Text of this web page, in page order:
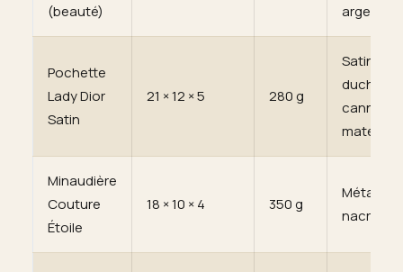
(beauté)
argenté
Pochette
Lady Dior
Satin
21 × 12 × 5 280 g
Satin
cannage
Minaudière
Couture
Étoile
18 × 10 × 4 350 g
Métal
nacre,